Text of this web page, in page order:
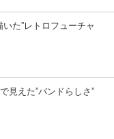
た”レトロフューチャ
見えた”バンドらしさ”